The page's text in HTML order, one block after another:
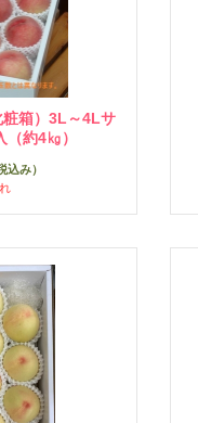
粧箱）3L～4Lサ
約4㎏）
込み）